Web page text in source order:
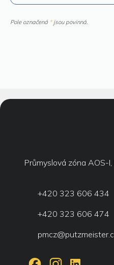
Pole označená *jsou povinná.
Průmyslová zóna AOS-
+420 323 606 434
+420 323 606 474